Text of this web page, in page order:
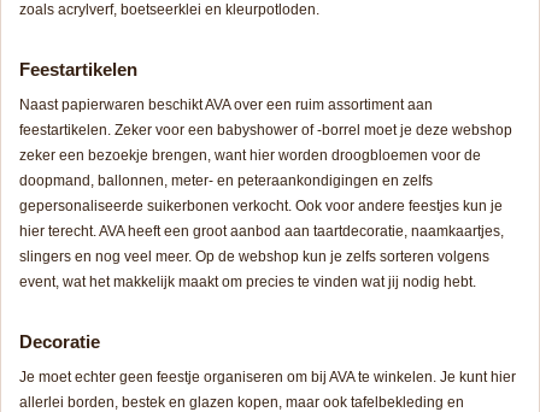
zoals acrylverf, boetseerklei en kleurpotloden.
Feestartikelen
Naast papierwaren beschikt AVA over een ruim assortiment aan
feestartikelen. Zeker voor een babyshower of -borrel moet je deze webshop
zeker een bezoekje brengen, want hier worden droogbloemen voor de
doopmand, ballonnen, meter- en peteraankondigingen en zelfs
gepersonaliseerde suikerbonen verkocht. Ook voor andere feestjes kun je
hier terecht. AVA heeft een groot aanbod aan taartdecoratie, naamkaartjes,
slingers en nog veel meer. Op de webshop kun je zelfs sorteren volgens
event, wat het makkelijk maakt om precies te vinden wat jij nodig hebt.
Decoratie
Je moet echter geen feestje organiseren om bij AVA te winkelen. Je kunt hier
allerlei borden, bestek en glazen kopen, maar ook tafelbekleding en